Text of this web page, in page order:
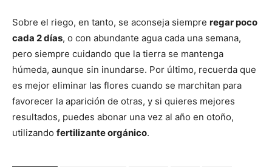
Sobre el riego, en tanto, se aconseja siempre regar poco
cada 2 días, o con abundante agua cada una semana,
pero siempre cuidando que la tierra se mantenga
húmeda, aunque sin inundarse. Por último, recuerda que
es mejor eliminar las flores cuando se marchitan para
favorecer la aparición de otras, y si quieres mejores
resultados, puedes abonar una vez al año en otoño,
utilizando fertilizante orgánico.